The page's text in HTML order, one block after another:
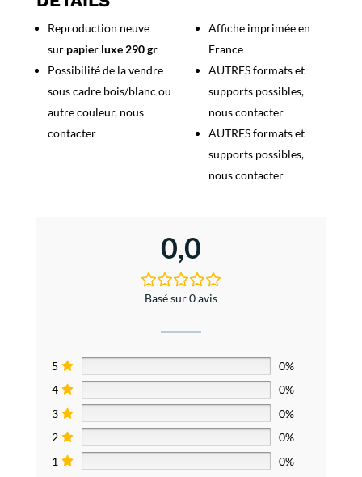
Voyage
Reproduction neuve
sur papier luxe 290 gr
Possibilité de la vendre
sous cadre bois/blanc ou
autre couleur, nous
contacter
Affiche imprimée en
France
AUTRES formats et
supports possibles,
nous contacter
AUTRES formats et
supports possibles,
nous contacter
0,0
Basé sur 0 avis
5
0%
4
0%
3
0%
2
0%
1
0%